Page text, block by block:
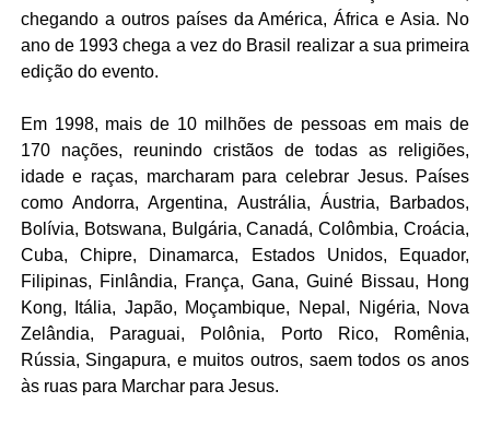
chegando a outros países da América, África e Asia. No
ano de 1993 chega a vez do Brasil realizar a sua primeira
edição do evento.
Em 1998, mais de 10 milhões de pessoas em mais de
170 nações, reunindo cristãos de todas as religiões,
idade e raças, marcharam para celebrar Jesus. Países
como Andorra, Argentina, Austrália, Áustria, Barbados,
Bolívia, Botswana, Bulgária, Canadá, Colômbia, Croácia,
Cuba, Chipre, Dinamarca, Estados Unidos, Equador,
Filipinas, Finlândia, França, Gana, Guiné Bissau, Hong
Kong, Itália, Japão, Moçambique, Nepal, Nigéria, Nova
Zelândia, Paraguai, Polônia, Porto Rico, Romênia,
Rússia, Singapura, e muitos outros, saem todos os anos
às ruas para Marchar para Jesus.